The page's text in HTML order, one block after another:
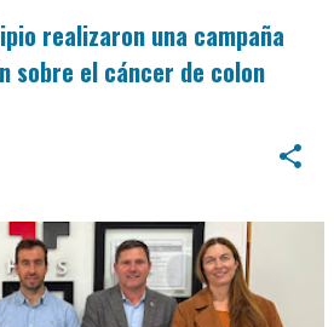
realizaron una campaña
sobre el cáncer de colon